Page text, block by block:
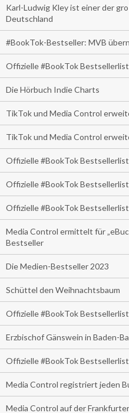
Karl-Ludwig Kley ist einer der
Deutschland
#BookTok-Bestseller: MVB
Offizielle #BookTok
Die Hörbuch Indie Charts
TikTok und Media Control
TikTok und Media Control
Offizielle #BookTok
Offizielle #BookTok
Offizielle #BookTok
Media Control ermittelt für
Bestseller
Die Medien-Bestseller 2023
Schüttel den Weihnachtsbaum
Offizielle #BookTok
Erzbischof Gänswein in Baden-
Offizielle #BookTok
Media Control registriert jeden
Media Control auf der